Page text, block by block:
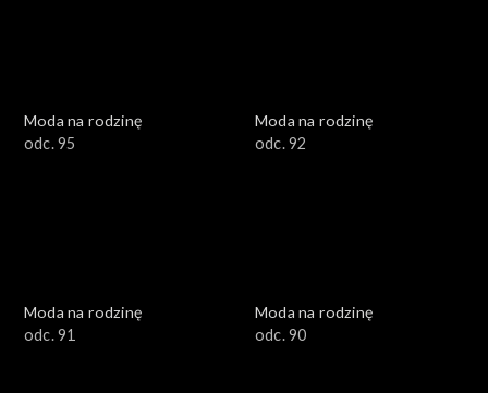
Moda na rodzinę
odc. 95
Moda na rodzinę
odc. 92
Moda na rodzinę
odc. 91
Moda na rodzinę
odc. 90